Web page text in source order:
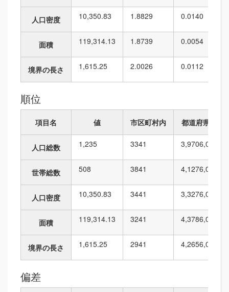
人口密度 10,350.83 1.8829 0.0140
面積 119,314.13 1.8739 0.0054
境界の長さ 1,615.25 2.0026 0.0112
順位
項目名 値 市区町村内 都道府県内
人口総数 1,235 3341 3,9706,010
世帯総数 508 3841 4,1276,010
人口密度 10,350.83 3441 3,3276,010
面積 119,314.13 3241 4,3786,010
境界の長さ 1,615.25 2941 4,2656,010
偏差